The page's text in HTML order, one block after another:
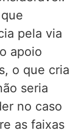
pela via
apoio
o que cria
seria
no caso
as faixas